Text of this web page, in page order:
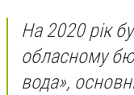
На 2020 рік
обласному
вода»,